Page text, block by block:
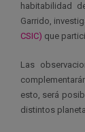
habitabilidad
Garrido,
CSIC) que
Las
esto, será
distintos